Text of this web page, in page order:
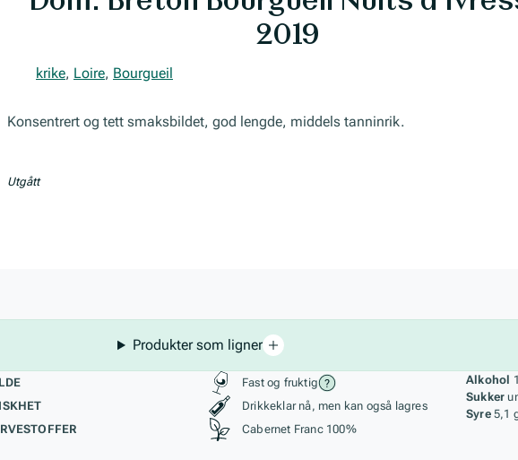
2019
Frankrike, Loire, Bourgueil
Konsentrert og tett smaksbildet, god lengde, middels tanninrik.
Utgått
Produkter som ligner
Stil, lagring og råstoff
Fast og fruktig
Drikkeklar nå, men kan også lagres
Cabernet Franc 100%
Alkohol
Sukker
Syre 5,1